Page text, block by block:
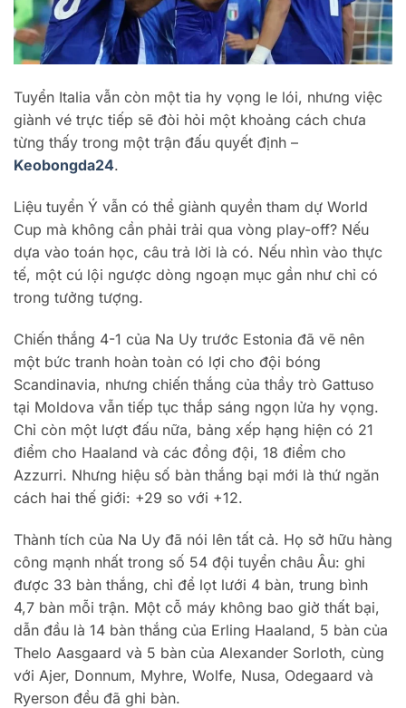
Tuyển Italia vẫn còn một tia hy vọng le lói, nhưng việc
giành vé trực tiếp sẽ đòi hỏi một khoảng cách chưa
từng thấy trong một trận đấu quyết định –
Keobongda24.
Liệu tuyển Ý vẫn có thể giành quyền tham dự World
Cup mà không cần phải trải qua vòng play-off? Nếu
dựa vào toán học, câu trả lời là có. Nếu nhìn vào thực
tế, một cú lội ngược dòng ngoạn mục gần như chỉ có
trong tưởng tượng.
Chiến thắng 4-1 của Na Uy trước Estonia đã vẽ nên
một bức tranh hoàn toàn có lợi cho đội bóng
Scandinavia, nhưng chiến thắng của thầy trò Gattuso
tại Moldova vẫn tiếp tục thắp sáng ngọn lửa hy vọng.
Chỉ còn một lượt đấu nữa, bảng xếp hạng hiện có 21
điểm cho Haaland và các đồng đội, 18 điểm cho
Azzurri. Nhưng hiệu số bàn thắng bại mới là thứ ngăn
cách hai thế giới: +29 so với +12.
Thành tích của Na Uy đã nói lên tất cả. Họ sở hữu hàng
công mạnh nhất trong số 54 đội tuyển châu Âu: ghi
được 33 bàn thắng, chỉ để lọt lưới 4 bàn, trung bình
4,7 bàn mỗi trận. Một cỗ máy không bao giờ thất bại,
dẫn đầu là 14 bàn thắng của Erling Haaland, 5 bàn của
Thelo Aasgaard và 5 bàn của Alexander Sorloth, cùng
với Ajer, Donnum, Myhre, Wolfe, Nusa, Odegaard và
Ryerson đều đã ghi bàn.